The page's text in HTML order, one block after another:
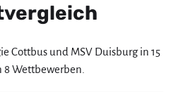
Cottbus und MSV Duisburg in 15
8 Wettbewerben.